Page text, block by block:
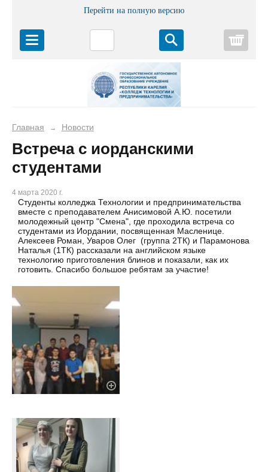
Перейти на полную версию
Главная → Новости
Встреча с иорданскими
студентами
4 марта 2020 г.
Студенты колледжа Технологии и предпринимательства
вместе с преподавателем Анисимовой А.Ю. посетили
молодежный центр "Смена", где проходила встреча со
студентами из Иордании, посвященная Масленице.
Алексеев Роман, Уваров Олег (группа 2ТК) и Парамонова
Наталья (1ТК) рассказали на английском языке
технологию приготовления блинов и показали, как их
готовить. Спасибо большое ребятам за участие!